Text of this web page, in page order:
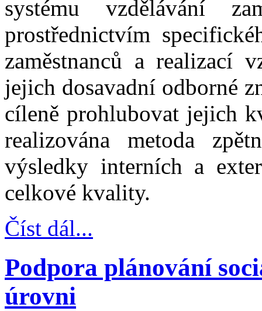
systému vzdělávání
prostřednictvím
zaměstnanců a realizací
jejich dosavadní odborné
cíleně prohlubovat jejich
realizována metoda
výsledky interních a
celkové kvality.
Číst dál...
Podpora plánování
úrovni